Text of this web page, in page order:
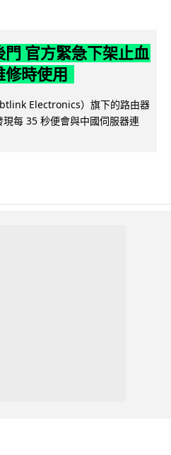
官方緊急下架止血
時使用
Electronics）旗下的路由器
每 35 秒便會與中國伺服器連